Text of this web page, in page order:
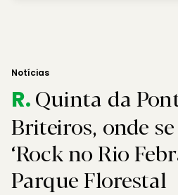
Notícias
R.Quinta da
Briteiros, onde
‘Rock no Rio
Parque Florestal